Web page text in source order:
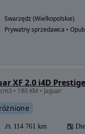
Swarzędz (Wielkopolskie)
Prywatny sprzedawca •
XF 2.0 i4D Prestige
• 180 KM • Jaguar
114 761 km